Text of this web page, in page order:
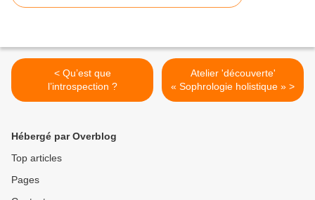
< Qu’est que
l’introspection ?
Atelier 'découverte'
« Sophrologie holistique » >
Hébergé par Overblog
Top articles
Pages